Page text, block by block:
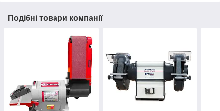
Подібні товари компанії